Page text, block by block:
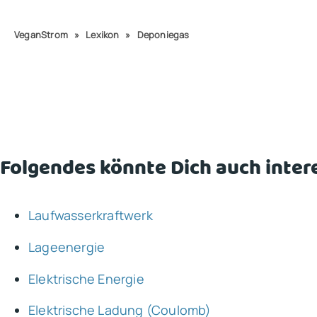
VeganStrom » Lexikon » Deponiegas
Folgendes könnte Dich auch
Laufwasserkraftwerk
Lageenergie
Elektrische Energie
Elektrische Ladung (Coulomb)